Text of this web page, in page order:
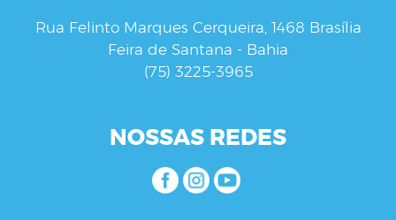
Rua Felinto Marques Cerqueira, 1468 Brasília
Feira de Santana - Bahia
(75) 3225-3965
NOSSAS REDES